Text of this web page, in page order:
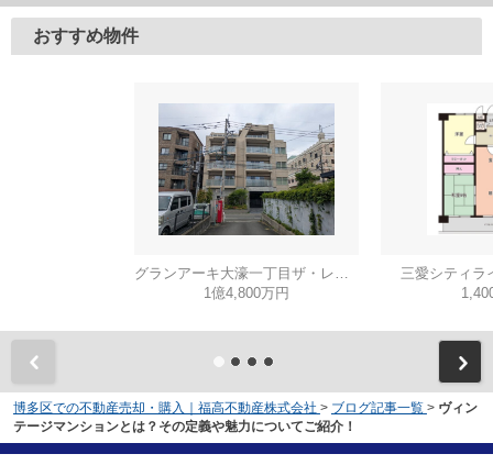
おすすめ物件
グランアーキ大濠一丁目ザ・レジデンス
1億4,800万円
三愛シティラ
博多区での不動産売却・購入｜福高不動産株式会社 > ブログ記事一覧 > ヴィン
テージマンションとは？その定義や魅力についてご紹介！